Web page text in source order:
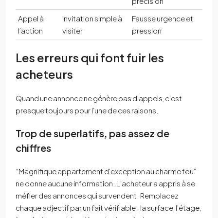
Appel à
l’action
Invitation simple à
visiter
Fausse urgence et
pression
Les erreurs qui font fuir les
acheteurs
Quand une annonce ne génère pas d’appels, c’est
presque toujours pour l’une de ces raisons.
Trop de superlatifs, pas assez de
chiffres
“Magnifique appartement d’exception au charme fou”
ne donne aucune information. L’acheteur a appris à se
méfier des annonces qui survendent. Remplacez
chaque adjectif par un fait vérifiable : la surface, l’étage,